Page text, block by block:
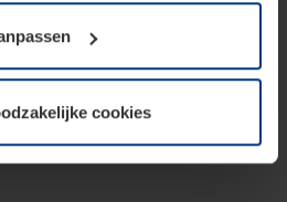
vereist is. Voor alle andere
benodigd. Uw
moment bij de uitleg van de
cookies